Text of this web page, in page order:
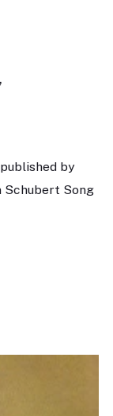
by
Schubert Song